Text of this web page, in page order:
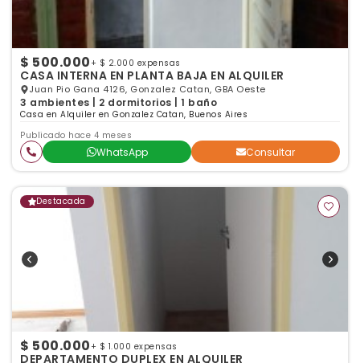
$ 500.000 + $ 2.000 expensas
CASA INTERNA EN PLANTA BAJA EN ALQUILER
Juan Pio Gana 4126, Gonzalez Catan, GBA Oeste
3 ambientes | 2 dormitorios | 1 baño
Casa en Alquiler en Gonzalez Catan, Buenos Aires
Publicado hace 4 meses
WhatsApp Consultar
Destacada
$ 500.000 + $ 1.000 expensas
DEPARTAMENTO DUPLEX EN ALQUILER